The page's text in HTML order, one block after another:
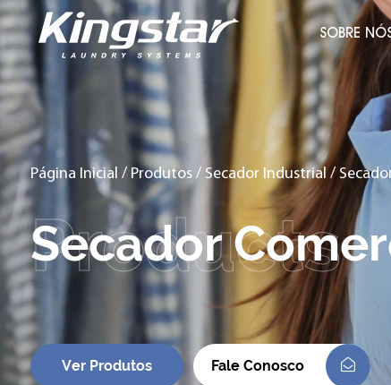
SOBRE
Página Inicial / Produtos/ Secador Industrial/
Secador
Ver Produtos Fale Conosco